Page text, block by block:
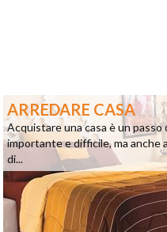
ARREDARE CASA
Acquistare una casa è un passo
importante e difficile, ma anche
di...